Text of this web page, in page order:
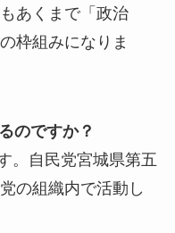
あくまで「政治
枠組みになりま
のですか？
。自民党宮城県第五
の組織内で活動し